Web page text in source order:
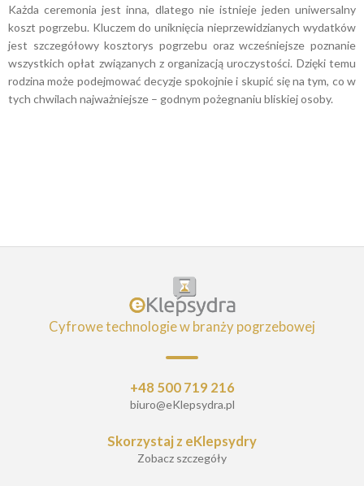
Każda ceremonia jest inna, dlatego nie istnieje jeden uniwersalny
koszt pogrzebu. Kluczem do uniknięcia nieprzewidzianych wydatków
jest szczegółowy kosztorys pogrzebu oraz wcześniejsze poznanie
wszystkich opłat związanych z organizacją uroczystości. Dzięki temu
rodzina może podejmować decyzje spokojnie i skupić się na tym, co w
tych chwilach najważniejsze – godnym pożegnaniu bliskiej osoby.
Cyfrowe technologie w branży pogrzebowej
+48 500 719 216
biuro@eKlepsydra.pl
Skorzystaj z eKlepsydry
Zobacz szczegóły